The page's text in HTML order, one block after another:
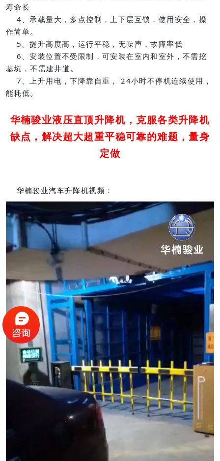
寿命长
4、承载量大，多点控制，上下层互锁，使用安全，操
作简单。
5、提升高度高，运行平稳，无噪声，故障率低
6、安装位置不受限制，可安装在室内和室外，不需挖
基坑，不需建井道。
7、上升用电，下降靠自重， 24小时不停机连续使用，
能耗低。
华楠骏业液压直顶升降机，克服各类升降机
缺点，解决超大超重平稳可靠的难题，量身
定做
华楠骏业汽车升降机视频：